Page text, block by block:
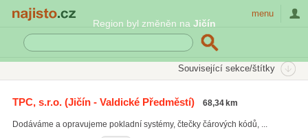
Region byl změněn na Jičín
menu
Související sekce/štítky
Pokladní systémy a bankovní technika
On-line prodej pokladních systémů a bankovní techniky (17)
TPC, s.r.o.(Jičín - Valdické Předměstí) 68,34 km
Dodáváme a opravujeme pokladní systémy, čtečky čárových kódů, ...